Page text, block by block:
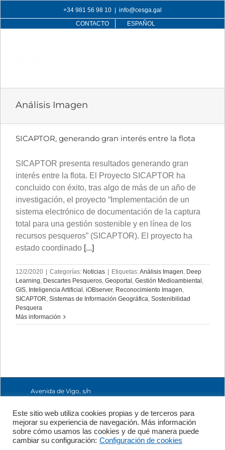
to
content
+34 981 56 98 10
info@cesga.gal
CONTACTO
ESPAÑOL
Análisis Imagen
SICAPTOR, generando gran interés entre la flota
SICAPTOR presenta resultados generando gran
interés entre la flota. El Proyecto SICAPTOR ha
concluido con éxito, tras algo de más de un año de
investigación, el proyecto “Implementación de un
sistema electrónico de documentación de la captura
total para una gestión sostenible y en línea de los
recursos pesqueros” (SICAPTOR). El proyecto ha
estado coordinado [...]
12/2/2020 | Categorías: Noticias | Etiquetas:Análisis Imagen Deep
Learning Descartes Pesqueros Geoportal Gestión Medioambiental
GIS Inteligencia Artificial iOBserver, Reconocimiento Imagen
SICAPTOR Sistemas de Información Geográfica Sostenibilidad
Pesquera
Más información
Avenida de Vigo, s/n
Compostela, A
Coruña, España
+34 981 56 98 10
Este sitio web utiliza cookies propias y de terceros para
mejorar su experiencia de navegación. Más información
sobre cómo usamos las cookies y de qué manera puede
cambiar su configuración: Configuración de cookies